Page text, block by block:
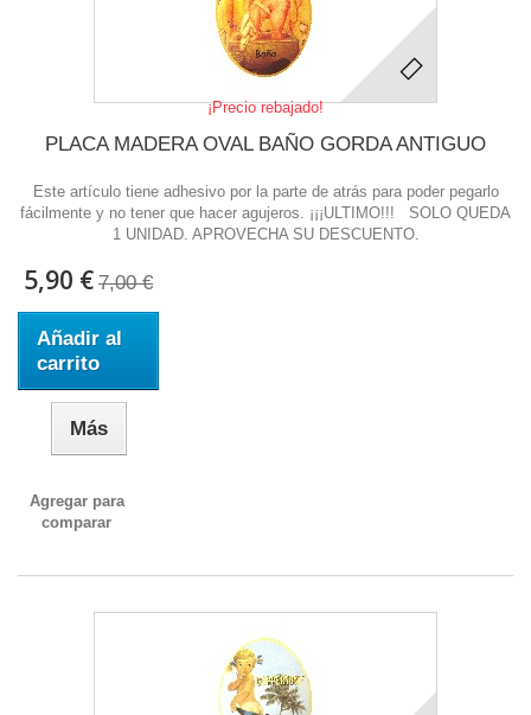
¡Precio rebajado!
PLACA MADERA OVAL BAÑO GORDA ANTIGUO
Este artículo tiene adhesivo por la parte de atrás para poder pegarlo
fácilmente y no tener que hacer agujeros. ¡¡¡ULTIMO!!! SOLO QUEDA
1 UNIDAD. APROVECHA SU DESCUENTO.
5,90 € 7,00 €
Añadir al
carrito
Más
Agregar para
comparar